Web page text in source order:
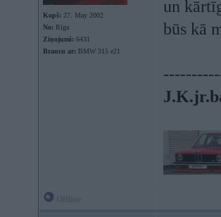
Kopš: 27. May 2002
No: Rīga
Ziņojumi: 6431
Braucu ar: BMW 315 e21
un
būs kā